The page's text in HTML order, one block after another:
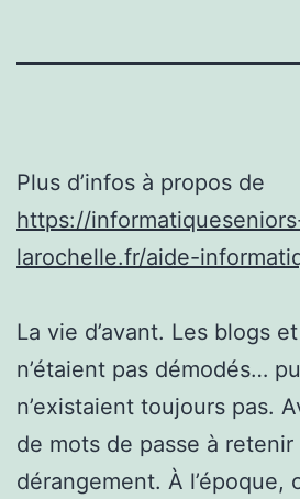
Plus d’infos à propos de
https://
larochelle.fr/aide-
La vie d’avant. Les blogs
n’étaient pas démodés…
n’existaient toujours pas.
de mots de passe à retenir
dérangement. À l’époque,